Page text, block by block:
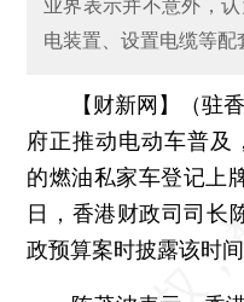
业界表示并不意外，
电装置、设置电缆等配
【财新网】（驻
府正推动电动车普及
的燃油私家车登记上
日，香港财政司司长
政预算案时披露该时间